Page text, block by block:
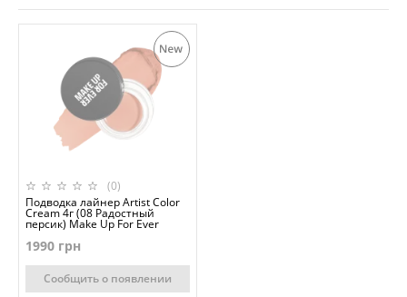
(0)
Подводка лайнер Artist Color
Cream 4г (08 Радостный
персик) Make Up For Ever
1990 грн
Сообщить о появлении